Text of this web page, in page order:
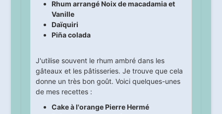
Rhum arrangé Noix de macadamia et
Vanille
Daïquiri
Piña colada
J'utilise souvent le rhum ambré dans les
gâteaux et les pâtisseries. Je trouve que cela
donne un très bon goût. Voici quelques-unes
de mes recettes :
Cake à l'orange Pierre Hermé